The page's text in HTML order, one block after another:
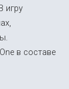
игру
в составе